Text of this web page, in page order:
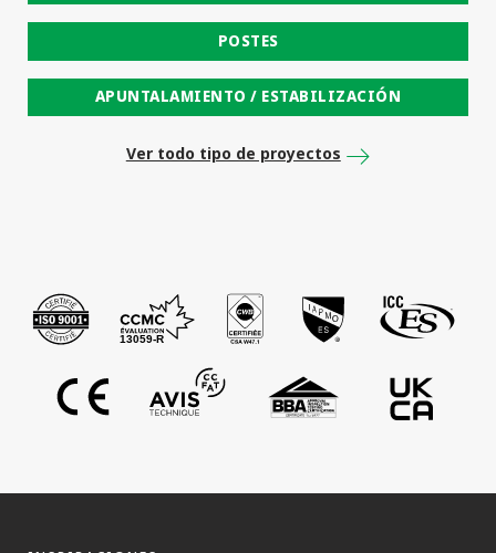
POSTES
APUNTALAMIENTO / ESTABILIZACIÓN
Ver todo tipo de proyectos